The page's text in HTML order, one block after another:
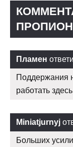
Пламен
Поддержания
работать
Miniatjurnyj
Больших